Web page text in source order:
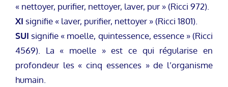
« nettoyer, purifier, nettoyer, laver, pur » (Ricci 972).
XI signifie « laver, purifier, nettoyer » (Ricci 1801).
SUI signifie « moelle, quintessence, essence » (Ricci
4569). La « moelle » est ce qui régularise en
profondeur les « cinq essences » de l’organisme
humain.